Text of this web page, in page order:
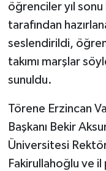
öğrenciler yıl
tarafından
seslendirildi,
takımı marşlar
sunuldu.
Törene Erzincan
Başkanı Bekir
Üniversitesi
Fakirullahoğlu ve
GENEL
GÜNDEM
HABERDE